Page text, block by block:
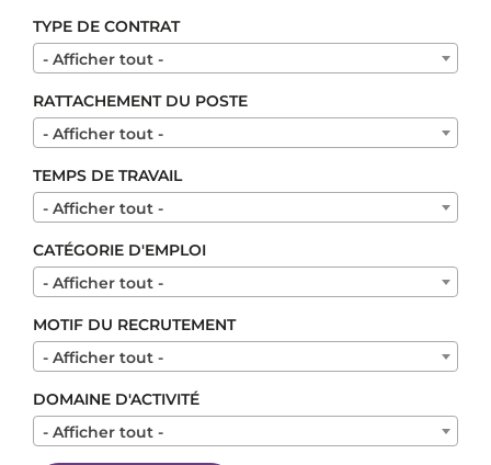
TYPE DE CONTRAT
- Afficher tout -
RATTACHEMENT DU POSTE
- Afficher tout -
TEMPS DE TRAVAIL
- Afficher tout -
CATÉGORIE D'EMPLOI
- Afficher tout -
MOTIF DU RECRUTEMENT
- Afficher tout -
DOMAINE D'ACTIVITÉ
- Afficher tout -